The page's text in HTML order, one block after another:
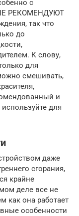
с
РЕКОМЕНДУЮТ
так что
до
К слову,
для
смешивать,
и
для
даже
сгорания,
крайне
деле все не
как она работает
особенности